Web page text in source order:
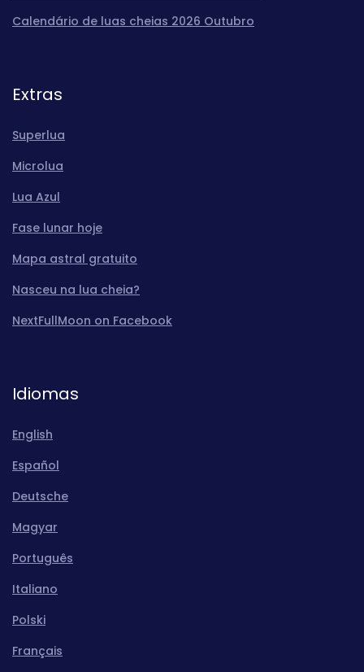
Calendário de luas cheias 2026 Outubro
Extras
Superlua
Microlua
Lua Azul
Fase lunar hoje
Mapa astral gratuito
Nasceu na lua cheia?
NextFullMoon on Facebook
Idiomas
English
Español
Deutsche
Magyar
Português
Italiano
Polski
Français